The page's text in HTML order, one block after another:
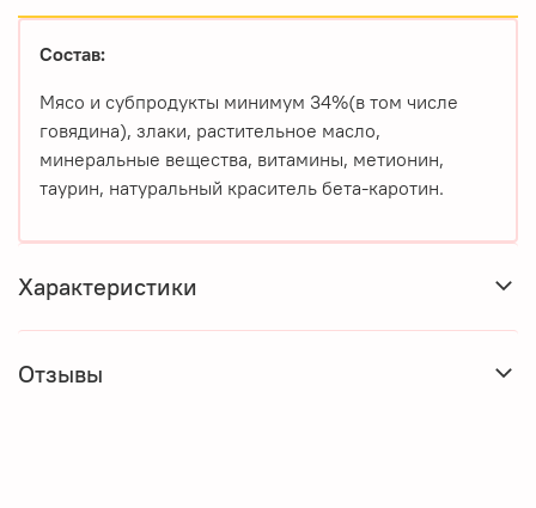
Состав:
Мясо и субпродукты минимум 34%(в том числе
говядина), злаки, растительное масло,
минеральные вещества, витамины, метионин,
таурин, натуральный краситель бета-каротин.
Характеристики
Отзывы